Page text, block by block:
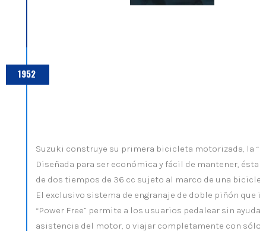
1952
Suzuki construye su primera bicicleta motorizada, la
Diseñada para ser económica y fácil de mantener, ésta
de dos tiempos de 36 cc sujeto al marco de una
El exclusivo sistema de engranaje de doble piñón que
“Power Free” permite a los usuarios pedalear sin ayuda
asistencia del motor, o viajar completamente con sólo